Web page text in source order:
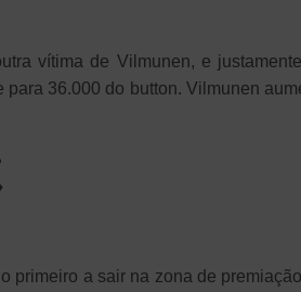
vítima de Vilmunen, e
para 36.000 do button. Vilmunen
primeiro a sair na zona de